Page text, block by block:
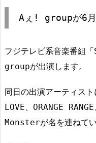
Aぇ! groupが6月
フジテレビ系音楽番組
groupが出演します。
同日の出演アーティス
LOVE、ORANGE
Monsterが名を連ねてい